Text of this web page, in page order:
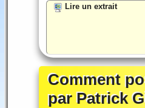
Lire un extrait
Comment
par Patrick